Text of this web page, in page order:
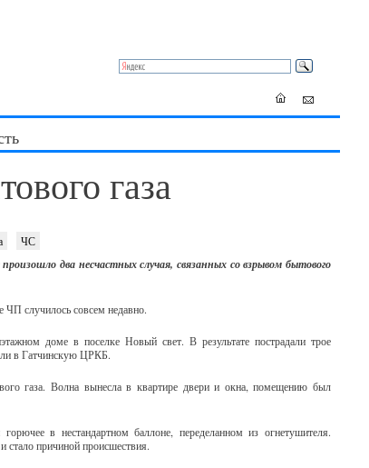
газа
ЧС
два несчастных случая, связанных со взрывом бытового
ЧП случилось совсем недавно.
доме в поселке Новый свет. В результате пострадали трое
в Гатчинскую ЦРКБ.
газа. Волна вынесла в квартире двери и окна, помещению был
в нестандартном баллоне, переделанном из огнетушителя.
стало причиной происшествия.